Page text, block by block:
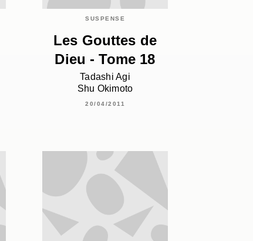
SUSPENSE
Les Gouttes de
Dieu - Tome 18
Tadashi Agi
Shu Okimoto
20/04/2011